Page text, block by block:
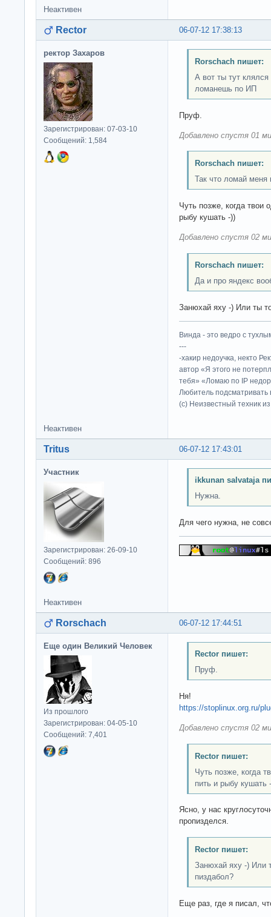
Неактивен
06-07-12 17:38:13
Rector
ректор Захаров
Зарегистрирован: 07-03-10
Сообщений: 1,584
Rorschach пишет:
А вот ты тут
ломанешь по ИП
Пруф.
Добавлено спустя 01
Rorschach пишет:
Так что ломай меня
Чуть позже, когда твои
рыбу кушать -))
Добавлено спустя 02
Rorschach пишет:
Да и про яндекс
Занюхай яху -) Или ты
Винда - это ведро с
---
-хакир недоучка, некто
автор «Я этого не
тебя» «Ломаю по IP
Любитель подсматривать
(c) Неизвестный техник
Неактивен
06-07-12 17:43:01
Tritus
Участник
Зарегистрирован: 26-09-10
Сообщений: 896
ikkunan salvataja
Нужна.
Для чего нужна, не
Неактивен
06-07-12 17:44:51
Rorschach
Еще один Великий Человек
Из прошлого
Зарегистрирован: 04-05-10
Сообщений: 7,401
Rector пишет:
Пруф.
Ня!
https://stoplinux.org.ru/
Добавлено спустя 02
Rector пишет:
Чуть позже, когда
пить и рыбу кушать
Ясно, у нас
пропизделся.
Rector пишет:
Занюхай яху -) Или
пиздабол?
Еще раз, где я писал,